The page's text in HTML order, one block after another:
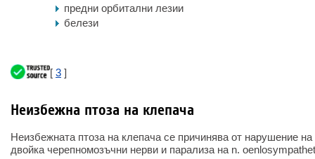
предни орбитални лезии
белези
[ 3 ]
Неизбежна птоза на клепача
Неизбежната птоза на клепача се причинява от нарушение на
двойка черепномозъчни нерви и парализа на n.